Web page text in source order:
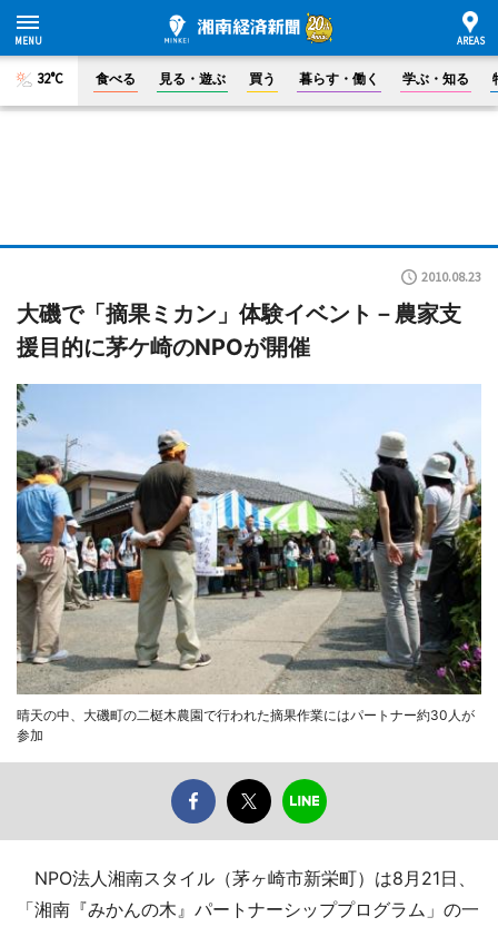
32°C 食べる 見る・遊ぶ 買う 暮らす・働く 学ぶ・知る
2010.08.23
大磯で「摘果ミカン」体験イベント－農家支
援目的に茅ケ崎のNPOが開催
晴天の中、大磯町の二梃木農園で行われた摘果作業にはパートナー約30人が
参加
NPO法人湘南スタイル（茅ヶ崎市新栄町）は8月21日、
「湘南『みかんの木』パートナーシッププログラム」の一